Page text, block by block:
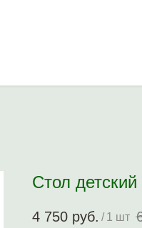
Стол детский
4 750 руб. / 1 шт